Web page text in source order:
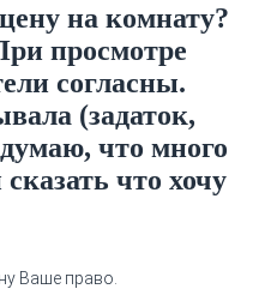
на комнату?
просмотре
согласны.
(задаток,
что много
что хочу
Ваше право.